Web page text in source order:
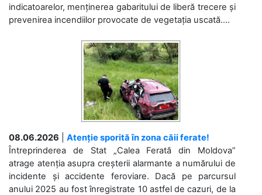
indicatoarelor, menținerea gabaritului de liberă trecere și
prevenirea incendiilor provocate de vegetația uscată....
08.06.2026
Atenție sporită în zona căii ferate!
Întreprinderea de Stat „Calea Ferată din Moldova”
atrage atenția asupra creșterii alarmante a numărului de
incidente și accidente feroviare. Dacă pe parcursul
anului 2025 au fost înregistrate 10 astfel de cazuri, de la